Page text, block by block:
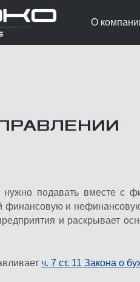
О
подавать вместе с
и
и раскрывает
ч. 7 ст. 11 Закона о